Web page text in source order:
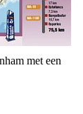
met een